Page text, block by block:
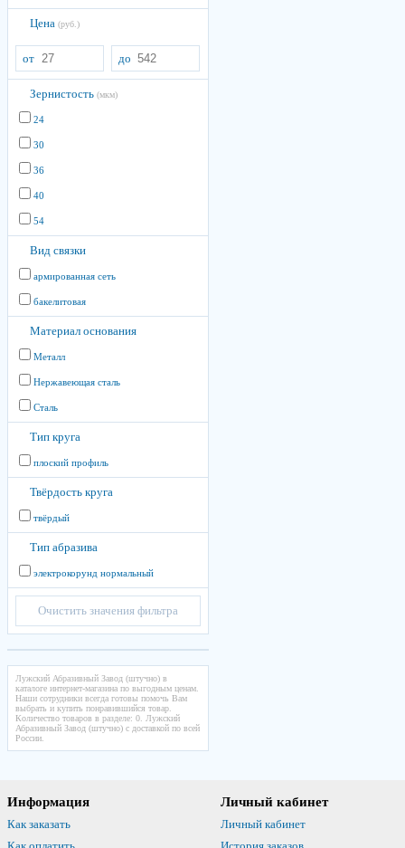
Цена (руб.)
от до
Зернистость (мкм)
24
30
36
40
54
Вид связки
армированная сеть
бакелитовая
Материал основания
Металл
Нержавеющая сталь
Сталь
Тип круга
плоский профиль
Твёрдость круга
твёрдый
Тип абразива
электрокорунд нормальный
Очистить значения фильтра
Лужский Абразивный Завод (штучно) в
каталоге интернет-магазина по выгодным ценам.
Наши сотрудники всегда готовы помочь Вам
выбрать и купить понравившийся товар.
Количество товаров в разделе: 0. Лужский
Абразивный Завод (штучно) с доставкой по всей
России.
Информация
Как заказать
Личный кабинет
Личный кабинет